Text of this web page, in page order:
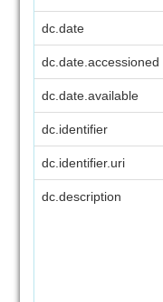
dc.date
dc.date.accessioned
dc.date.available
dc.identifier
dc.identifier.uri
dc.description